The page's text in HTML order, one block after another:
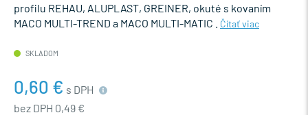
profilu REHAU, ALUPLAST, GREINER, okuté s kovaním
MACO MULTI-TREND a MACO MULTI-MATIC .
Čítať viac
SKLADOM
0,60 € s DPH
bez DPH 0,49 €